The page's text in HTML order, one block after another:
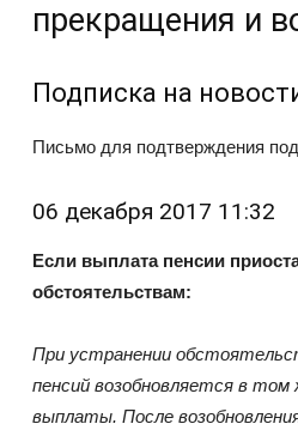
прекращения и
Подписка на
Письмо для подтверждения
06 декабря 2017 11:32
Если выплата пенсии
обстоятельствам:
При устранении
пенсий возобновляется в том
выплаты. После